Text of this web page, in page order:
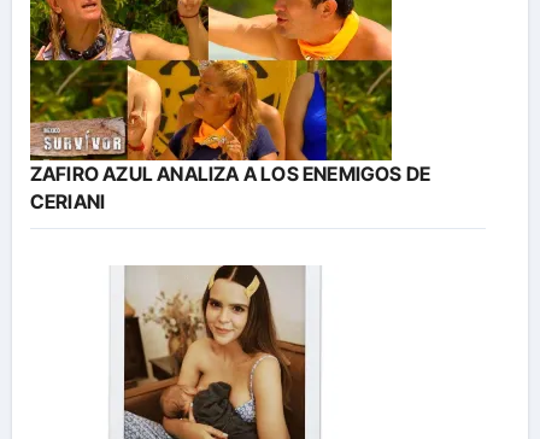
ZAFIRO AZUL ANALIZA A LOS ENEMIGOS DE
CERIANI